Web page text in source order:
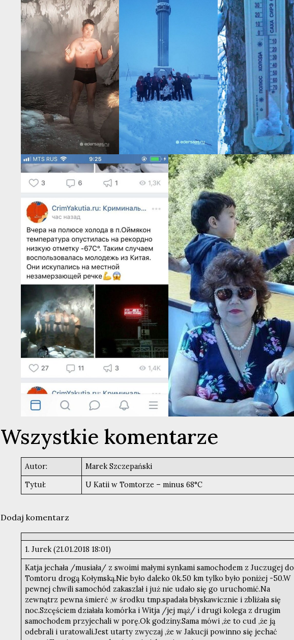
Wszystkie komentarze
Autor:
Marek Szczepański
Tytuł:
U Katii w Tomtorze – minus 68°C
Dodaj komentarz
1. Jurek (21.01.2018 18:01)
Katja jechała /musiała/ z swoimi małymi synkami samochodem z Juczugej do
Tomtoru drogą Kołymską.Nie było daleko 0k.50 km tylko było poniżej -50.W
pewnej chwili samochód zakaszlał i już nie udało się go uruchomić.Na
zewnątrz pewna śmierć ,w środku tmp.spadała błyskawicznie i zbliżała się
noc.Szcęściem działała komórka i Witja /jej mąż/ i drugi kolega z drugim
samochodem przyjechali w porę.Ok godziny.Sama mówi ,że to cud ,że ją
odebrali i uratowali.Jest utarty zwyczaj ,że w Jakucji powinno się jechać